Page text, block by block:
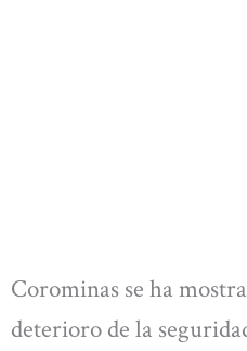
Corominas se ha
deterioro de la